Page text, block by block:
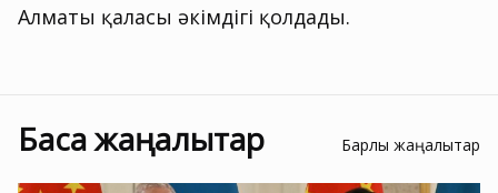
Алматы қаласы әкімдігі қолдады.
Басқа жаңалықтар Барлық жаңалықтар